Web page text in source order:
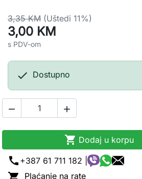
3,35 KM (Uštedi 11%)
3,00 KM
s PDV-om
 Dostupno
 
 Dodaj u korpu
call +387 61 711 182 |
Plaćanje na rate